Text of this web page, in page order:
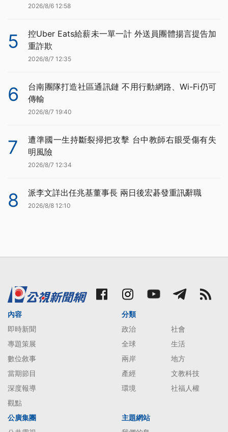
2026/8/6 12:58
5
控Uber Eats給薪未一單一計 外送員團體揚言提告加
重詐欺
2026/8/7 12:35
6
台南團隊打造社區通訊鏈 不用行動網路、Wi-Fi仍可
傳輸
2026/8/7 19:40
7
遭準國一生持斷裂掃把攻擊 台中教師右眼受傷有失
明風險
2026/8/7 12:34
8 派李文詳出任兆基董事長 兩日後宏碁發重訊辭職
2026/8/8 12:10
內容
即時新聞
專題策展
數位敘事
當期節目
深度報導
觀點
分類
政治
社會
全球
生活
兩岸
地方
產經
文教科技
環境
社福人權
公廣集團
主題網站